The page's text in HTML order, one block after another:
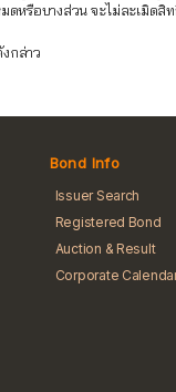
ดหรือบางส่วน จะไม่ละเ
กล่าว
Bond Info
Issuer Search
Registered Bond
Auction & Result
Corporate